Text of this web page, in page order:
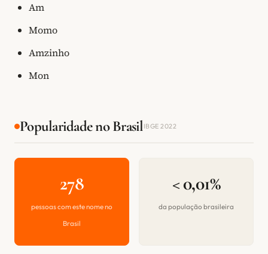
Am
Momo
Amzinho
Mon
Popularidade no BrasilIBGE 2022
278
pessoas com este nome no
Brasil
< 0,01%
da população brasileira